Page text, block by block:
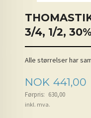
3/4, 1/2,
Alle størrelser har
Tilbud
NOK 441,00
Førpris: 630,00
inkl. mva.